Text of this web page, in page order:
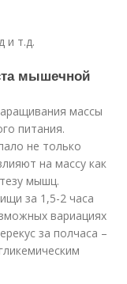
и т.д.
мышечной
массы
питания.
не только
на массу как
мышц.
за 1,5-2 часа
вариациях
за полчаса –